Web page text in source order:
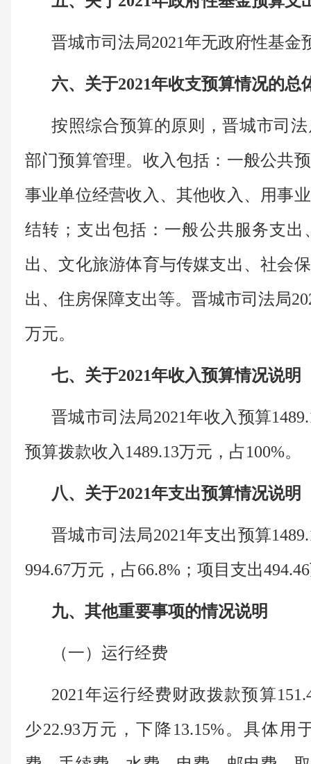
晋城市司法局2021年无政府性基金
六、关于2021年收支预算情况的总
按照综合预算的原则，晋城市司
部门预算管理。收入包括：一般公共
事业单位经营收入、其他收入、用事
结转；支出包括：一般公共服务支
出、文化旅游体育与传媒支出、社会
出、住房保障支出等。晋城市司法局
万元。
七、关于2021年收入预算情况说明
晋城市司法局2021年收入预算
预算拨款收入1489.13万元，占100%。
八、关于2021年支出预算情况说明
晋城市司法局2021年支出预算
994.67万元，占66.8%；项目支出
九、其他重要事项的情况说明
（一）运行经费
2021年运行经费财政拨款预算
少22.93万元，下降13.15%。具体